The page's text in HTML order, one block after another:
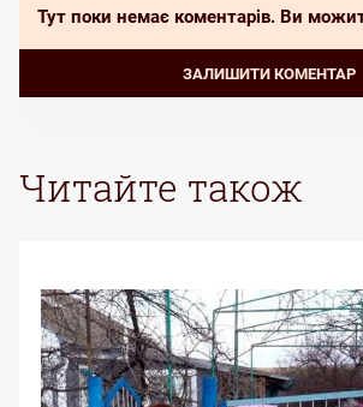
Тут поки немає коментарів. Ви
ЗАЛИШИТИ КОМЕНТАР
Залишити
ласка увійдіть в свій аккаунт, або
Читайте також